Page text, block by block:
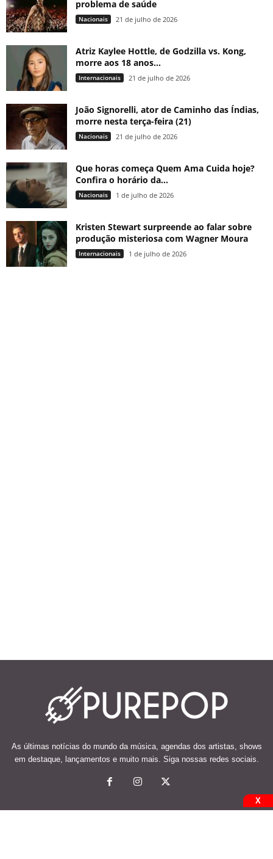
problema de saúde
Nacionais 21 de julho de 2026
Atriz Kaylee Hottle, de Godzilla vs. Kong,
morre aos 18 anos...
Internacionais 21 de julho de 2026
João Signorelli, ator de Caminho das Índias,
morre nesta terça-feira (21)
Nacionais 21 de julho de 2026
Que horas começa Quem Ama Cuida hoje?
Confira o horário da...
Nacionais 1 de julho de 2026
Kristen Stewart surpreende ao falar sobre
produção misteriosa com Wagner Moura
Internacionais 1 de julho de 2026
As últimas notícias do mundo da música, agendas dos artistas, shows
em destaque, lançamentos e muito mais. Siga nossas redes sociais.
X